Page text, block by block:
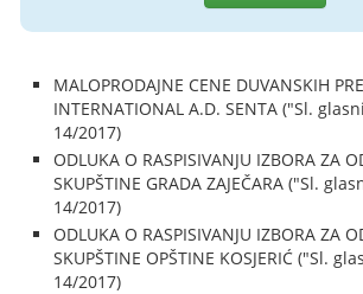
MALOPRODAJNE CENE DUVANSKIH
INTERNATIONAL A.D. SENTA ("Sl.
14/2017)
ODLUKA O RASPISIVANJU IZBORA ZA
SKUPŠTINE GRADA ZAJEČARA ("Sl.
14/2017)
ODLUKA O RASPISIVANJU IZBORA ZA
SKUPŠTINE OPŠTINE KOSJERIĆ ("Sl.
14/2017)